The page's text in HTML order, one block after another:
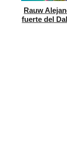
Rauw
fuerte del